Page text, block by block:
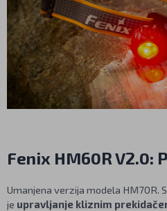
Fenix HM60R V2.0:
Umanjena verzija modela HM70R.
je upravljanje kliznim